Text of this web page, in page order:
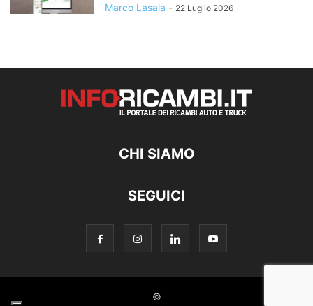
Marco Lasala - 22 Luglio 2026
CHI SIAMO
SEGUICI
©